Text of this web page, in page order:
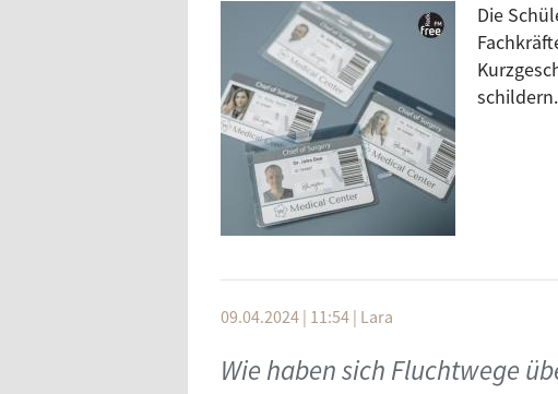
Die
schildern.
09.04.2024 | 11:54 | Lara
Wie haben sich Fluchtwege